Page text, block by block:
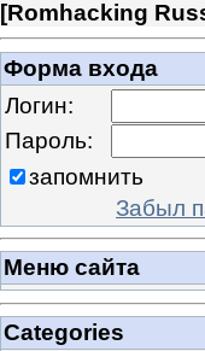
[Romhacking
Форма входа
Логин:
Пароль:
запомнить
Забыл
Меню сайта
Categories